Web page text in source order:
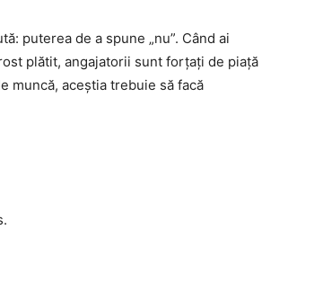
puterea de a spune „nu”. Când ai
plătit, angajatorii sunt forțați de piață
muncă, aceștia trebuie să facă